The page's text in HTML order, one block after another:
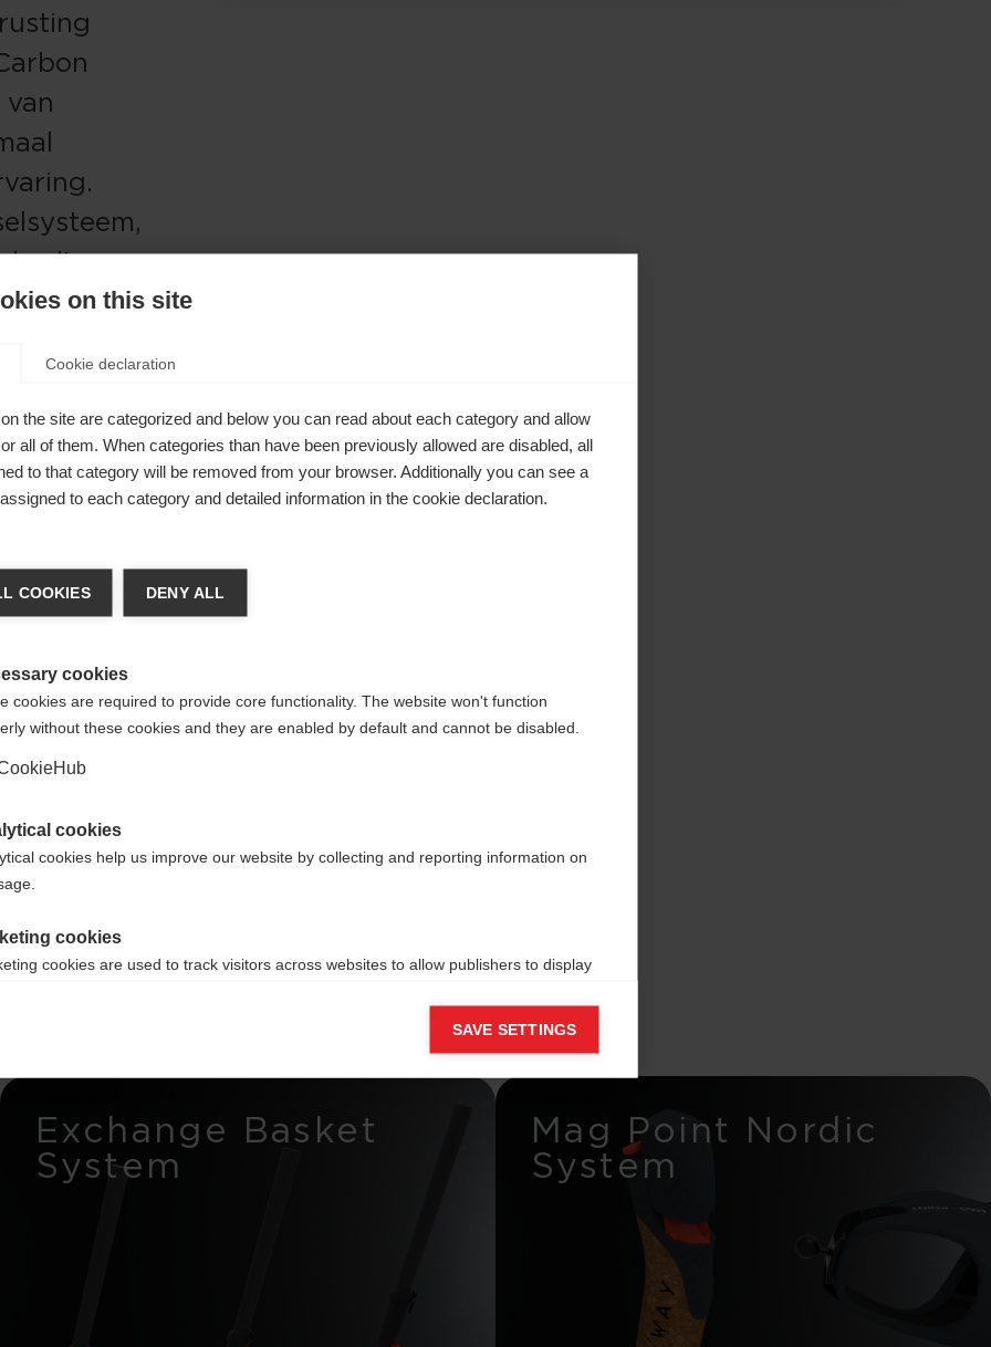
bedienen
Exchange Basket
System
Mag Point Nordic
System
Verenigde staten (Engels)
Ja, ik wil graag worden doorgestuurd
on this site
Cookie declaration
the site are categorized and below you can read about each category and allow
all of them. When categories than have been previously allowed are disabled, all
to that category will be removed from your browser. Additionally you can see a
to each category and detailed information in the cookie declaration.
COOKIES DENY ALL
cookies
cookies are required to provide core functionality. The website won't function
without these cookies and they are enabled by default and cannot be disabled.
cookies
cookies help us improve our website by collecting and reporting information on
cookies
cookies are used to track visitors across websites to allow publishers to display
SAVE SETTINGS